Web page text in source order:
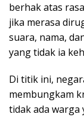
berhak atas
jika merasa
suara, nama,
yang tidak ia
Di titik ini,
membungkam
tidak ada warga